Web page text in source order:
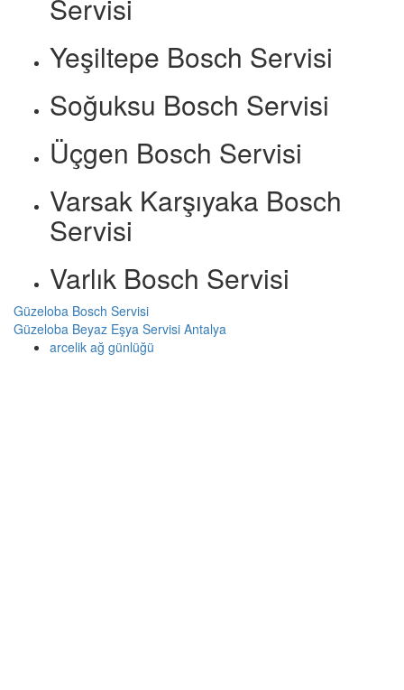
Servisi
Yeşiltepe Bosch Servisi
Soğuksu Bosch Servisi
Üçgen Bosch Servisi
Varsak Karşıyaka Bosch
Servisi
Varlık Bosch Servisi
Güzeloba Bosch Servisi
Güzeloba Beyaz Eşya Servisi Antalya
arcelik ağ günlüğü